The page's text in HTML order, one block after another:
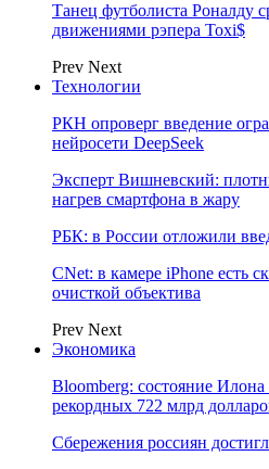
Танец футболиста Роналду
движениями рэпера Toxi$
Prev Next
Технологии
РКН опроверг введение
нейросети DeepSeek
Эксперт Вишневский:
нагрев смартфона в жару
РБК: в России отложили
CNet: в камере iPhone есть
очисткой объектива
Prev Next
Экономика
Bloomberg: состояние
рекордных 722 млрд
Сбережения россиян